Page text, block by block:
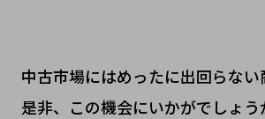
中古市場にはめったに出回らない
是非、この機会にいかがでしょう